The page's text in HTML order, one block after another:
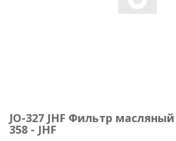
JO-327 JHF Фильтр
358 - JHF